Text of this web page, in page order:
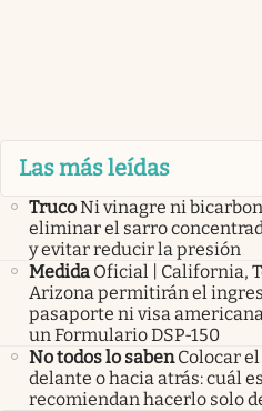
Las más leídas
TrucoNi vinagre ni
eliminar el sarro
y evitar reducir la presión
Medida Oficial | California,
Arizona permitirán el
pasaporte ni visa
un Formulario DSP-150
No todos lo saben Colocar
delante o hacia atrás: cuál
recomiendan hacerlo solo